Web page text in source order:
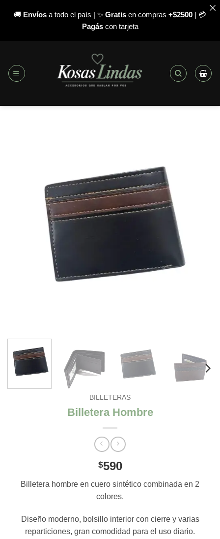
🚚 Envíos a todo el país | ✨ Gratis en compras +$2500 | 💳
Pagáscon tarjeta
contenido
BILLETERAS
Billetera Hombre
$590
Billetera hombre en cuero sintético combinada en 2
colores.
Diseño moderno, bolsillo interior con cierre y varias
reparticiones, gran comodidad para el uso diario.